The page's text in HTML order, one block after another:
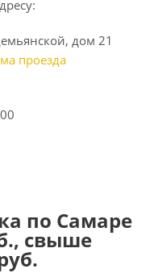
дом 21
проезда
по Самаре
свыше